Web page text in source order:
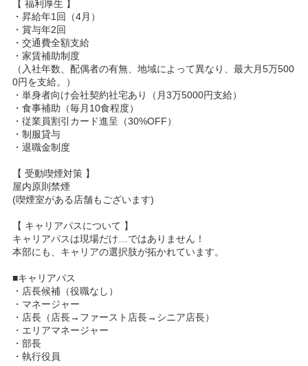
【 福利厚生 】
・昇給年1回（4月）
・賞与年2回
・交通費全額支給
・家賃補助制度
（入社年数、配偶者の有無、地域によって異なり、最大月5万500
0円を支給。）
・単身者向け会社契約社宅あり（月3万5000円支給）
・食事補助（毎月10食程度）
・従業員割引カード進呈（30%OFF）
・制服貸与
・退職金制度
【 受動喫煙対策 】
屋内原則禁煙
(喫煙室がある店舗もございます)
【 キャリアパスについて 】
キャリアパスは現場だけ…ではありません！
本部にも、キャリアの選択肢が拓かれています。
■キャリアパス
・店長候補（役職なし）
・マネージャー
・店長（店長→ファースト店長→シニア店長）
・エリアマネージャー
・部長
・執行役員